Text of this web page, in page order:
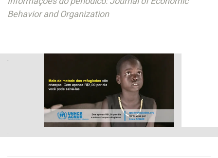
Behavior and Organization
.
.